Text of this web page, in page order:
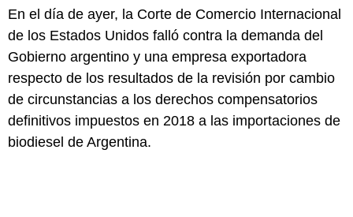
En el día de ayer, la Corte de Comercio Internacional
de los Estados Unidos falló contra la demanda del
Gobierno argentino y una empresa exportadora
respecto de los resultados de la revisión por cambio
de circunstancias a los derechos compensatorios
definitivos impuestos en 2018 a las importaciones de
biodiesel de Argentina.